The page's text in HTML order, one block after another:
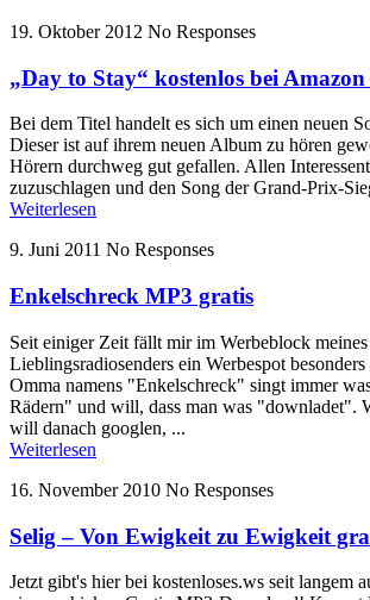
19. Oktober 2012 No Responses
„Day to Stay“ kostenlos bei
Bei dem Titel handelt es sich um einen neuen
Dieser ist auf ihrem neuen Album zu hören
Hörern durchweg gut gefallen. Allen
zuzuschlagen und den Song der Grand-Prix-
Weiterlesen
9. Juni 2011 No Responses
Enkelschreck MP3 gratis
Seit einiger Zeit fällt mir im Werbeblock meines
Lieblingsradiosenders ein Werbespot
Omma namens "Enkelschreck" singt immer
Rädern" und will, dass man was "downladet".
will danach googlen, ...
Weiterlesen
16. November 2010 No Responses
Selig – Von Ewigkeit zu Ewigkeit
Jetzt gibt's hier bei kostenloses.ws seit langem